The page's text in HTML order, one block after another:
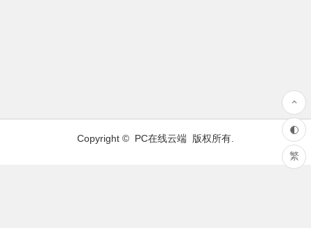
Copyright © PC在线云端 版权所有.
繁